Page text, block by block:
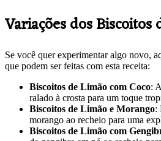
Variações dos Biscoitos
Se você quer experimentar algo novo,
que podem ser feitas com esta receita:
Biscoitos de Limão com Coco:
ralado à crosta para um toque
Biscoitos de Limão e Morango:
morango ao recheio para uma
Biscoitos de Limão com